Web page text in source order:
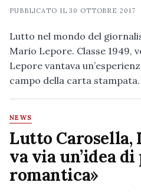
PUBBLICATO IL30 OTTOBRE 2017
Lutto nel mondo del
Mario Lepore. Classe 1949,
Lepore vantava
campo della carta
NEWS
Lutto Carosella,
va via un’idea
romantica»